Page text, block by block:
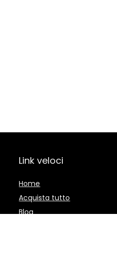
Link veloci
Home
Acquista tutto
Blog